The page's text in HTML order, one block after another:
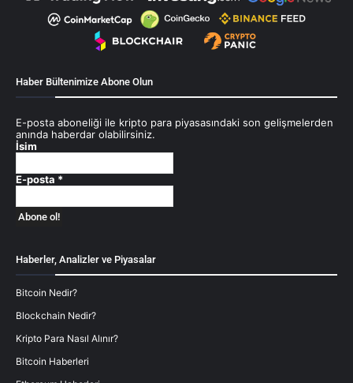
Haber Bültenimize Abone Olun
E-posta aboneliği ile kripto para piyasasındaki son gelişmelerden
anında haberdar olabilirsiniz.
İsim
E-posta *
Haberler, Analizler ve Piyasalar
Bitcoin Nedir?
Blockchain Nedir?
Kripto Para Nasıl Alınır?
Bitcoin Haberleri